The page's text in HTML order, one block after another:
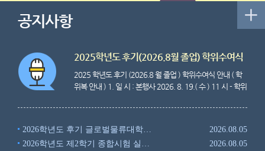
공지사항
2025학년도 후기(2026.8월 졸업) 학위수여식
안내(학위복 안내)
2025 학년도 후기 (2026.8 월 졸업 ) 학위수여식 안내 ( 학
위복 안내 ) 1. 일 시 : 본행사 2026. 8. 19.( 수 ) 11 시 - 학위
립한국해양대학교 김강희홀 ( 도서관 신관 2 층 ) 3. 학위복
화 ) 09:30 부터 대여 가능 , 8. 19.( 수 ) 15:00 까지 반납 - (
박사 ) 본인이 직접 구입 또는 업체 대여 ※ ( 대여업체 ) 춘추
2026학년도 후기 글로벌물류대학원 편입생 모집 안내
2026.08.05
2026학년도 제2학기 종합시험 실시 안내
2026.08.05